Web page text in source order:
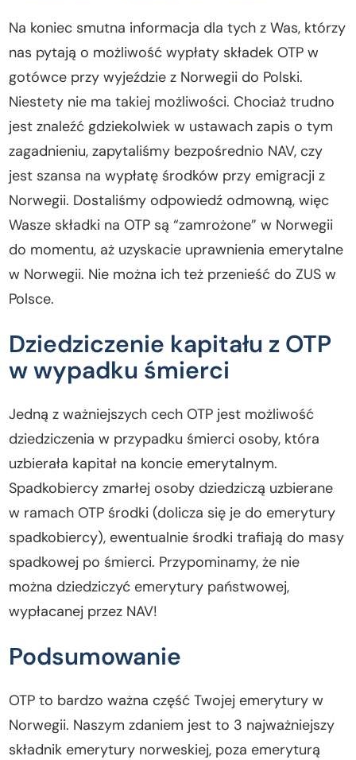
Na koniec smutna informacja dla tych z Was, którzy
nas pytają o możliwość wypłaty składek OTP w
gotówce przy wyjeździe z Norwegii do Polski.
Niestety nie ma takiej możliwości. Chociaż trudno
jest znaleźć gdziekolwiek w ustawach zapis o tym
zagadnieniu, zapytaliśmy bezpośrednio NAV, czy
jest szansa na wypłatę środków przy emigracji z
Norwegii. Dostaliśmy odpowiedź odmowną, więc
Wasze składki na OTP są “zamrożone” w Norwegii
do momentu, aż uzyskacie uprawnienia emerytalne
w Norwegii. Nie można ich też przenieść do ZUS w
Polsce.
Dziedziczenie kapitału z OTP
w wypadku śmierci
Jedną z ważniejszych cech OTP jest możliwość
dziedziczenia w przypadku śmierci osoby, która
uzbierała kapitał na koncie emerytalnym.
Spadkobiercy zmarłej osoby dziedziczą uzbierane
w ramach OTP środki (dolicza się je do emerytury
spadkobiercy), ewentualnie środki trafiają do masy
spadkowej po śmierci. Przypominamy, że nie
można dziedziczyć emerytury państwowej,
wypłacanej przez NAV!
Podsumowanie
OTP to bardzo ważna część Twojej emerytury w
Norwegii. Naszym zdaniem jest to 3 najważniejszy
składnik emerytury norweskiej, poza emeryturą